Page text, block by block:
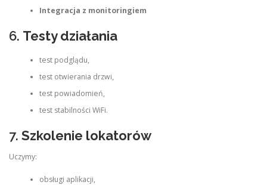
Integracja z monitoringiem
6. Testy działania
test podglądu,
test otwierania drzwi,
test powiadomień,
test stabilności WiFi.
7. Szkolenie lokatorów
Uczymy:
obsługi aplikacji,